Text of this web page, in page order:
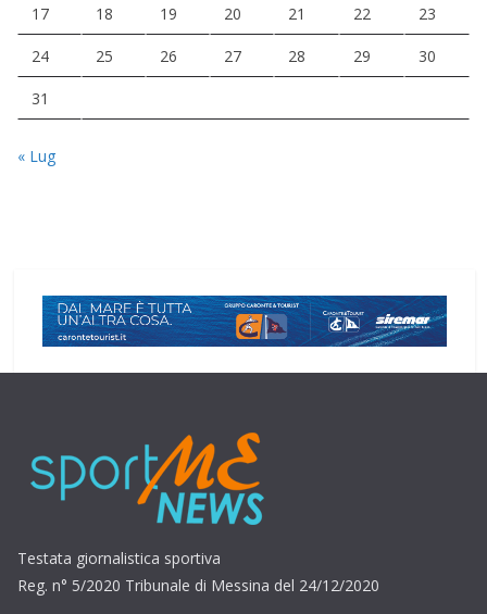
17 18 19 20 21 22 23
24 25 26 27 28 29 30
31
« Lug
Testata giornalistica sportiva
Reg. n° 5/2020 Tribunale di Messina del 24/12/2020